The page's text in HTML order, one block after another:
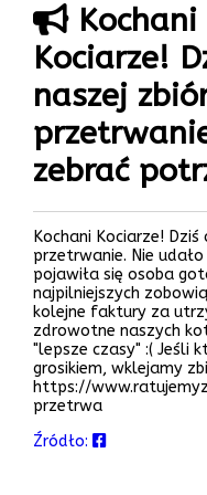
Kochani
Kociarze!
naszej
zebrać
Kochani Kociarze!
przetrwanie. Nie
pojawiła się osoba
najpilniejszych
kolejne faktury za
zdrowotne naszych
"lepsze czasy" :( Jeśli
grosikiem, wklejamy
https://
przetrwa
Źródło: